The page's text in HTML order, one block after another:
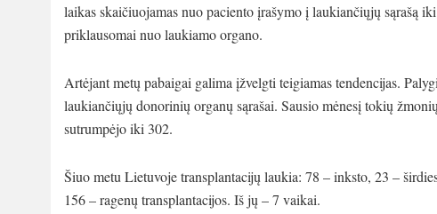
laikas skaičiuojamas nuo paciento įrašymo į laukiančiųjų sąrašą
priklausomai nuo laukiamo organo.
Artėjant metų pabaigai galima įžvelgti teigiamas tendencijas.
laukiančiųjų donorinių organų sąrašai. Sausio mėnesį tokių
sutrumpėjo iki 302.
Šiuo metu Lietuvoje transplantacijų laukia: 78 – inksto, 23 –
156 – ragenų transplantacijos. Iš jų – 7 vaikai.